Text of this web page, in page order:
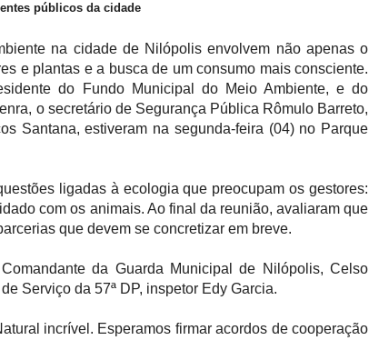
públicos da cidade
na cidade de Nilópolis envolvem não apenas o
e plantas e a busca de um consumo mais consciente.
do Fundo Municipal do Meio Ambiente, e do
o secretário de Segurança Pública Rômulo Barreto,
Santana, estiveram na segunda-feira (04) no Parque
ligadas à ecologia que preocupam os gestores:
com os animais. Ao final da reunião, avaliaram que
que devem se concretizar em breve.
da Guarda Municipal de Nilópolis, Celso
Serviço da 57ª DP, inspetor Edy Garcia.
incrível. Esperamos firmar acordos de cooperação